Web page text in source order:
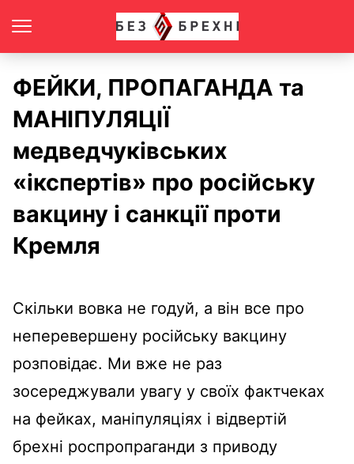
ФЕЙКИ, ПРОПАГАНДА та
МАНІПУЛЯЦІЇ
медведчуківських
«ікспертів» про російську
вакцину і санкції проти
Кремля
Скільки вовка не годуй, а він все про
неперевершену російську вакцину
розповідає. Ми вже не раз
зосереджували увагу у своїх фактчеках
на фейках, маніпуляціях і відвертій
брехні роспропраганди з приводу